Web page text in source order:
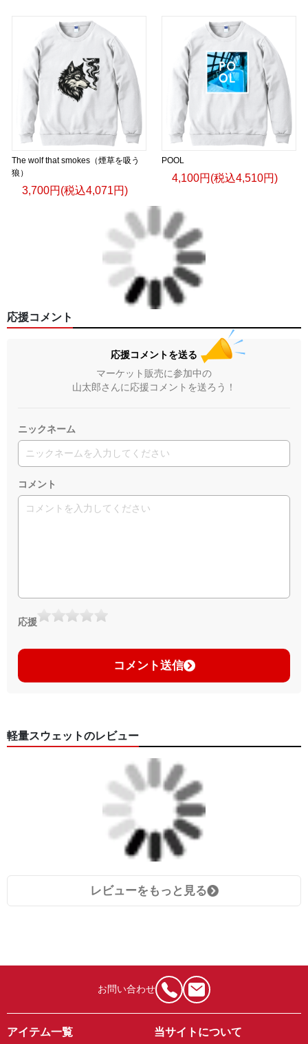
The wolf that smokes（煙草を吸う
狼）
3,700円(税込4,071円)
POOL
4,100円(税込4,510円)
応援コメント
応援コメントを送る
マーケット販売に参加中の
山太郎さんに応援コメントを送ろう！
ニックネーム
コメント
応援
コメント送信
軽量スウェットのレビュー
レビューをもっと見る
お問い合わせ
アイテム一覧 当サイトについて